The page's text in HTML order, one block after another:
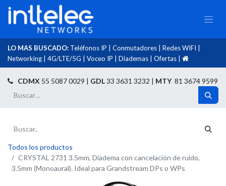
LO MAS BUSCADO: Teléfonos IP Conmutadores Redes WIFI
Networking
4G/LTE/5G Voceo IP Diademas Ofertas
CDMX 55 5087 0029 | GDL33 3631 3232 | MTY81 3674 9599
Todos los productos
CRYSTAL 2731 3.5mm, Diadema con cancelación de ruido,
3.5mm (Monoaural). Ideal para Grandstream DPs o WPs